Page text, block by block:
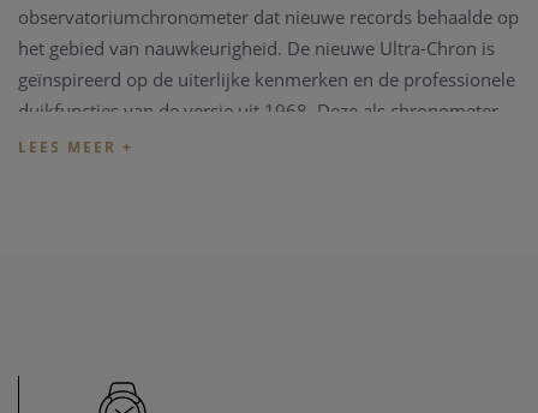
observatoriumchronometer dat nieuwe records behaalde op
het gebied van nauwkeurigheid. De nieuwe Ultra-Chron is
geïnspireerd op de uiterlijke kenmerken en de professionele
duikfuncties van de versie uit 1968. Deze als chronometer
gecertificeerde horloges worden aangedreven door een
beschermt deze unieke wijzerplaat. De 43 mm titanium met
koolstof kast wordt gepresenteerd op een zwarte nato-